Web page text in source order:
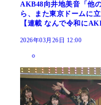
AKB48向井地美音「他
ら、また東京ドームに
【連載 なんで令和に
2026年03月26日 12:00